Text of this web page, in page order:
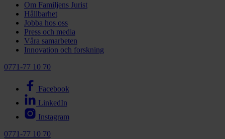
Om Familjens Jurist
Hållbarhet
Jobba hos oss
Press och media
Våra samarbeten
Innovation och forskning
0771-77 10 70
Facebook
LinkedIn
Instagram
0771-77 10 70